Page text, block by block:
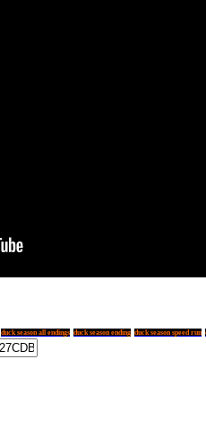
duck season all endings duck season ending duck season speed run